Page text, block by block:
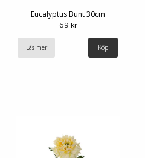
Eucalyptus Bunt 30cm
69 kr
Läs mer